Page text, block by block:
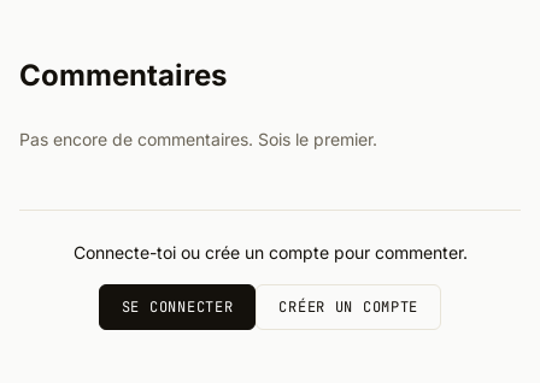
Commentaires
Pas encore de commentaires. Sois le premier.
Connecte-toi ou crée un compte pour commenter.
SE CONNECTER CRÉER UN COMPTE